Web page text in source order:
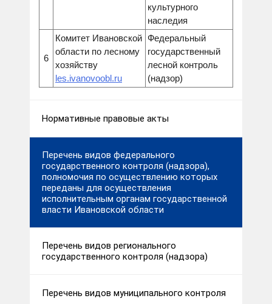
культурного
наследия
6
Комитет Ивановской
области по лесному
хозяйству
les.ivanovoobl.ru
Федеральный
государственный
лесной контроль
(надзор)
Нормативные правовые акты
Перечень видов федерального
государственного контроля (надзора),
полномочия по осуществлению которых
переданы для осуществления
исполнительным органам государственной
власти Ивановской области
Перечень видов регионального
государственного контроля (надзора)
Перечень видов муниципального контроля